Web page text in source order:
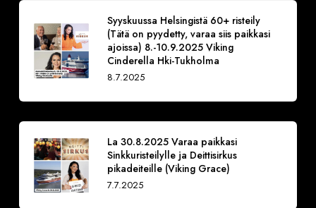
Syyskuussa Helsingistä 60+ risteily
(Tätä on pyydetty, varaa siis paikkasi
ajoissa) 8.-10.9.2025 Viking
Cinderella Hki-Tukholma
8.7.2025
La 30.8.2025 Varaa paikkasi
Sinkkuristeilylle ja Deittisirkus
pikadeiteille (Viking Grace)
7.7.2025